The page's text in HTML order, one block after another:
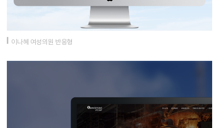
이나혜 여성의원 반응형